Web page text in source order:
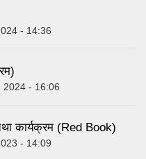
- 14:36
2024 - 16:06
कार्यक्रम (Red Book)
- 14:09